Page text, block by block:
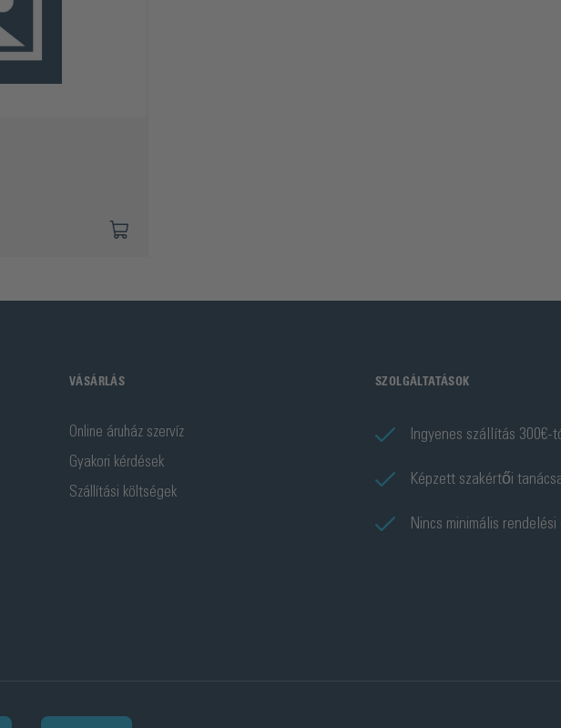
VÁSÁRLÁS
Online áruház szervíz
Gyakori kérdések
Szállítási költségek
SZOLGÁLTATÁSOK
Ingyenes szállítás 300€-
Képzett szakértői
Nincs minimális